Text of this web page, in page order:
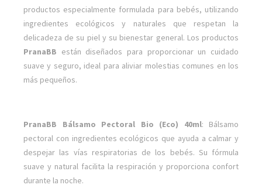
productos especialmente formulada para bebés, utilizando
ingredientes ecológicos y naturales que respetan la
delicadeza de su piel y su bienestar general. Los productos
PranaBB están diseñados para proporcionar un cuidado
suave y seguro, ideal para aliviar molestias comunes en los
más pequeños.
PranaBB Bálsamo Pectoral Bio (Eco) 40ml: Bálsamo
pectoral con ingredientes ecológicos que ayuda a calmar y
despejar las vías respiratorias de los bebés. Su fórmula
suave y natural facilita la respiración y proporciona confort
durante la noche.